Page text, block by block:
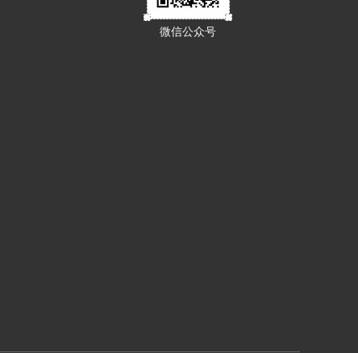
微信公众号